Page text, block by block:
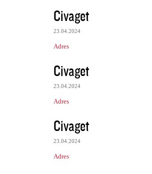
Civaget
23.04.2024
Adres
Civaget
23.04.2024
Adres
Civaget
23.04.2024
Adres